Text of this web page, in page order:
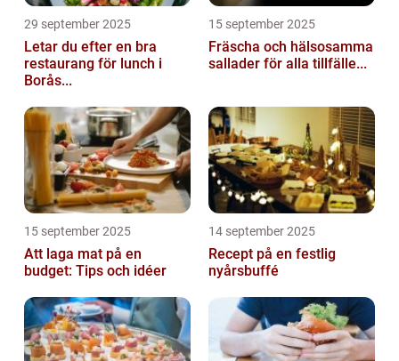
29 september 2025
Letar du efter en bra
restaurang för lunch i
Borås...
15 september 2025
Fräscha och hälsosamma
sallader för alla tillfälle...
15 september 2025
Att laga mat på en
budget: Tips och idéer
14 september 2025
Recept på en festlig
nyårsbuffé